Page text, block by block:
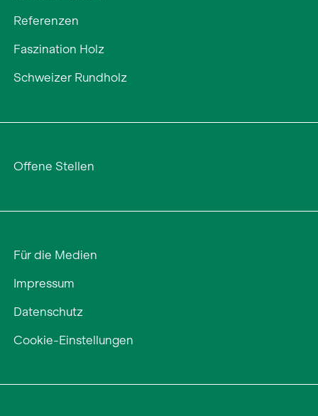
Referenzen
Faszination Holz
Schweizer Rundholz
Offene Stellen
Für die Medien
Impressum
Datenschutz
Cookie-Einstellungen